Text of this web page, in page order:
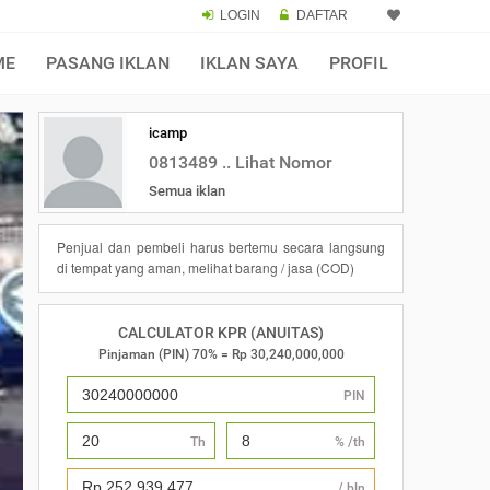
LOGIN DAFTAR
PASANG IKLAN IKLAN SAYA PROFIL
icamp
0813489 .. Lihat Nomor
Semua iklan
Penjual dan pembeli harus bertemu secara langsung
di tempat yang aman, melihat barang / jasa (COD)
CALCULATOR KPR (ANUITAS)
Pinjaman (PIN) 70% = Rp 30,240,000,000
PIN
Th % /th